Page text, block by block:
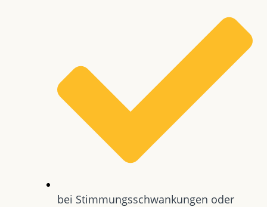
bei Stimmungsschwankungen oder